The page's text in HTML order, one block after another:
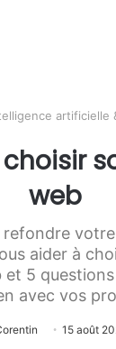
artificielle
web
aider à
5
avec vos
15 août